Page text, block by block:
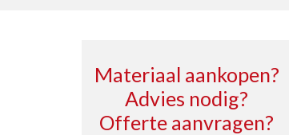
Materiaal aankopen?
Advies nodig?
Offerte aanvragen?